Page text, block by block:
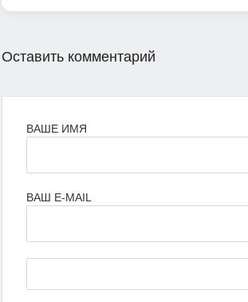
Оставить комментарий
ВАШЕ ИМЯ
ВАШ E-MAIL